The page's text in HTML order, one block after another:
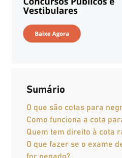
Sumário
O que são cotas para
Como funciona a cota
Quem tem direito à cota
O que fazer se o exame